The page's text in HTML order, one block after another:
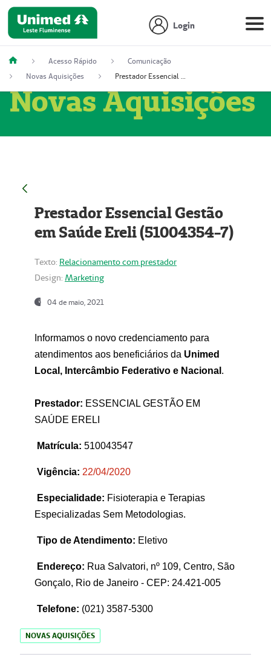
Login
Acesso Rápido
Comunicação
Novas Aquisições
Prestador Essencial Gestão em Saúde Ereli (51004354-7)
Novas Aquisições
Prestador Essencial Gestão
em Saúde Ereli (51004354-7)
Texto: Relacionamento com prestador
Design: Marketing
04 de maio, 2021
Informamos o novo credenciamento para
atendimentos aos beneficiários da Unimed
Local, Intercâmbio Federativo e Nacional .
Prestador: ESSENCIAL GESTÃO EM
SAÚDE ERELI
Matrícula: 510043547
Vigência: 22/04/2020
Especialidade: Fisioterapia e Terapias
Especializadas Sem Metodologias.
Tipo de Atendimento: Eletivo
Endereço: Rua Salvatori, nº 109, Centro, São
Gonçalo, Rio de Janeiro - CEP: 24.421-005
Telefone: (021) 3587-5300
NOVAS AQUISIÇÕES